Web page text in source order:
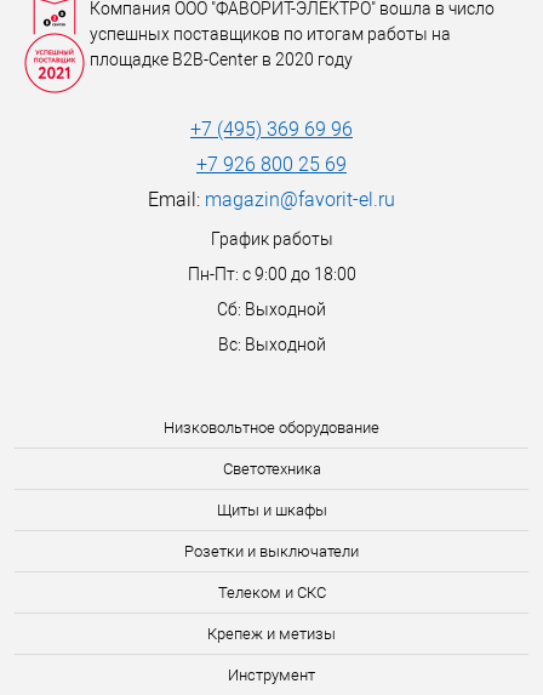
Низковольтное оборудование
Светотехника
Щиты и шкафы
Розетки и выключатели
Телеком и СКС
Крепеж и метизы
Инструмент
Компания ООО "ФАВОРИТ-ЭЛЕКТРО" вошла в число
успешных поставщиков по итогам работы на
площадке B2B-Center в 2020 году
+7 (495) 369 69 96
+7 926 800 25 69
Email: magazin@favorit-el.ru
График работы
Пн-Пт: с 9:00 до 18:00
Сб: Выходной
Вс: Выходной